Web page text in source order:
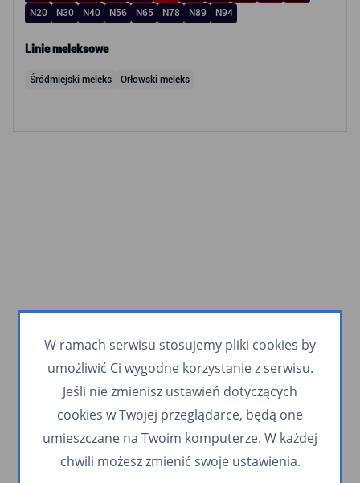
N20
N30 N40 N56 N65 N78 N89 N94
Linie meleksowe
Śródmiejski meleks Orłowski meleks
W ramach serwisu stosujemy pliki cookies by
umożliwić Ci wygodne korzystanie z serwisu.
Jeśli nie zmienisz ustawień dotyczących
cookies w Twojej przeglądarce, będą one
umieszczane na Twoim komputerze. W każdej
chwili możesz zmienić swoje ustawienia.